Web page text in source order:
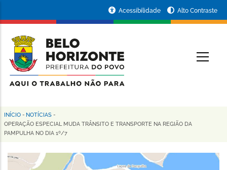
conteúdo
principal
da
Prefeitura
de
Horizonte
Acessibilidade Alto Contraste
Trilha
de
navegação
INÍCIO - NOTÍCIAS -
OPERAÇÃO ESPECIAL MUDA TRÂNSITO E TRANSPORTE NA REGIÃO DA
PAMPULHA NO DIA 1º/7